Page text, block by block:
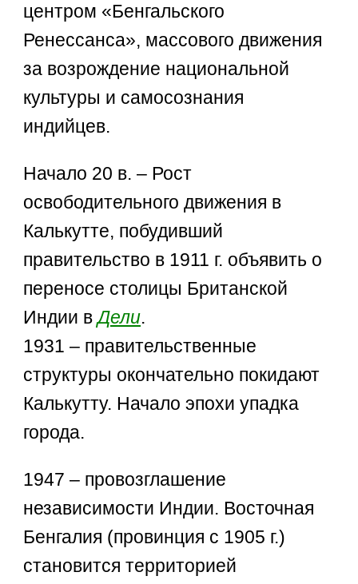
центром «Бенгальского
Ренессанса», массового движения
за возрождение национальной
культуры и самосознания
индийцев.
Начало 20 в. – Рост
освободительного движения в
Калькутте, побудивший
правительство в 1911 г. объявить о
переносе столицы Британской
Индии вДели.
1931 – правительственные
структуры окончательно покидают
Калькутту. Начало эпохи упадка
города.
1947 – провозглашение
независимости Индии. Восточная
Бенгалия (провинция с 1905 г.)
становится территорией